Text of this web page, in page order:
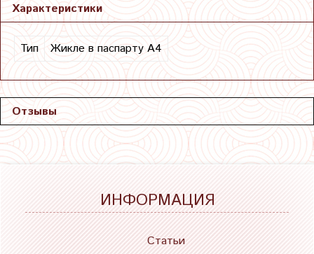
Характеристики
Тип Жикле в паспарту А4
Отзывы
ИНФОРМАЦИЯ
Статьи